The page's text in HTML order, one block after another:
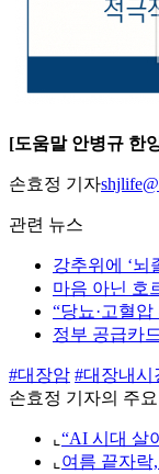
[도움말 안병규 한
손효정 기자
관련 뉴스
강추위에 ‘뇌
마음 아닌 호
“당뇨·고혈
정부 공급카
#대장암 #대장내시
손효정 기자의 주
⌞ “AI 시대 살
⌞ 여름 끝자락